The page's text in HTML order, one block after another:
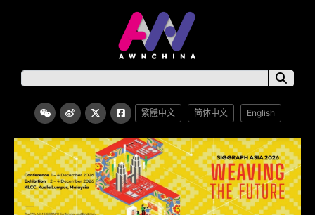
繁體中文 简体中文 English